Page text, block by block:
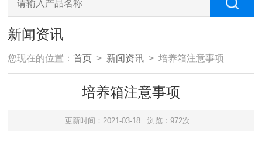
新闻资讯
您现在的位置：首页 > 新闻资讯 > 培养箱注意事项
培养箱注意事项
更新时间：2021-03-18 浏览：972次